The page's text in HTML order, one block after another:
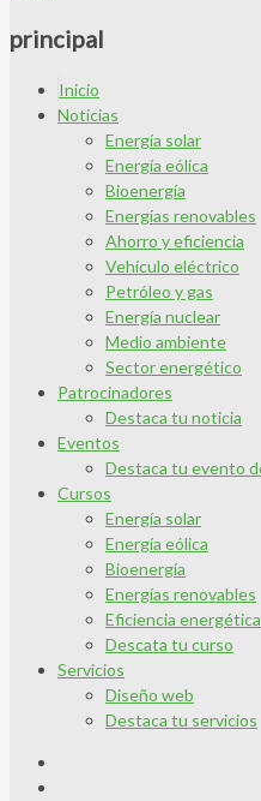
principal
Inicio
Noticias
Energía solar
Energía eólica
Bioenergía
Energías renovables
Ahorro y eficiencia
Vehículo eléctrico
Petróleo y gas
Energía nuclear
Medio ambiente
Sector energético
Patrocinadores
Destaca tu noticia
Eventos
Destaca tu evento
Cursos
Energía solar
Energía eólica
Bioenergía
Energías renovables
Eficiencia energética
Descata tu curso
Servicios
Diseño web
Destaca tu servicios